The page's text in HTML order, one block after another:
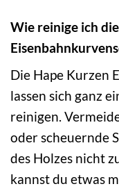
Wie reinige ich
Die Hape Kurzen
lassen sich ganz
reinigen.
oder scheuernde
des Holzes nicht
kannst du etwas